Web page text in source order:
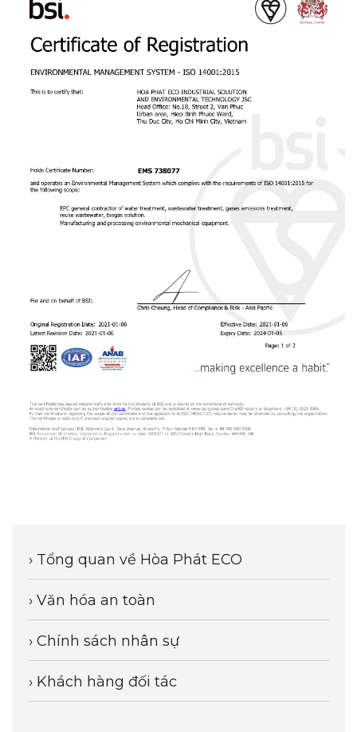
› Tổng quan về Hòa Phát ECO
› Văn hóa an toàn
› Chính sách nhân sự
› Khách hàng đối tác